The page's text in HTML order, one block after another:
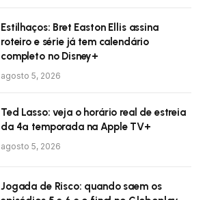
Estilhaços: Bret Easton Ellis assina
roteiro e série já tem calendário
completo no Disney+
agosto 5, 2026
Ted Lasso: veja o horário real de estreia
da 4ª temporada na Apple TV+
agosto 5, 2026
Jogada de Risco: quando saem os